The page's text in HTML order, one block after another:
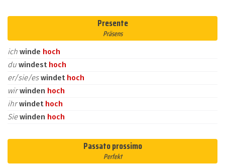
Presente
Präsens
ich winde hoch
du windest hoch
er/sie/eswindet hoch
wirwinden hoch
ihrwindet hoch
Siewinden hoch
Passato prossimo
Perfekt